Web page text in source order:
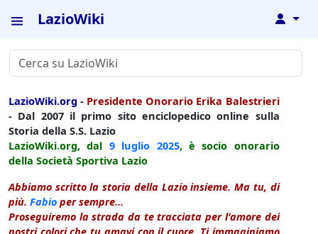
LazioWiki ↓
LazioWiki.org - Presidente Onorario Erika Balestrieri
- Dal 2007 il primo sito enciclopedico online sulla
Storia della S.S. Lazio
LazioWiki.org, dal 9 luglio 2025, è socio onorario
della Società Sportiva Lazio
Abbiamo scritto la storia della Lazio insieme. Ma tu, di
più. Fabio per sempre...
Proseguiremo la strada da te tracciata per l'amore dei